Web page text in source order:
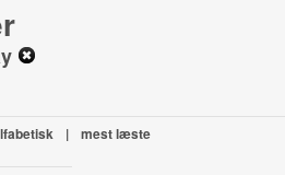
| mest læste